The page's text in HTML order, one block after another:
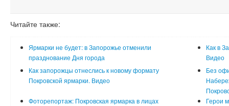
Читайте также:
Ярмарки не будет: в Запорожье отменили
празднование Дня города
Как в
Видео
Как запорожцы отнеслись к новому формату
Покровской ярмарки. Видео
Без
Фоторепортаж: Покровская ярмарка в лицах
Герои